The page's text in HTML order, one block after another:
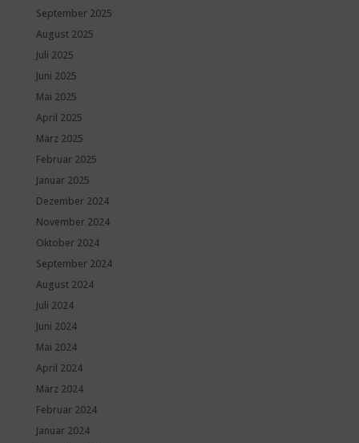
September 2025
August 2025
Juli 2025
Juni 2025
Mai 2025
April 2025
März 2025
Februar 2025
Januar 2025
Dezember 2024
November 2024
Oktober 2024
September 2024
August 2024
Juli 2024
Juni 2024
Mai 2024
April 2024
März 2024
Februar 2024
Januar 2024